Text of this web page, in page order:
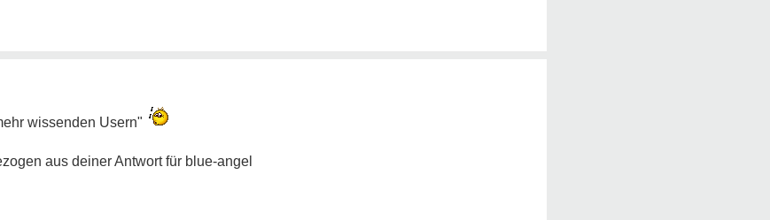
wissenden Usern"
aus deiner Antwort für blue-angel